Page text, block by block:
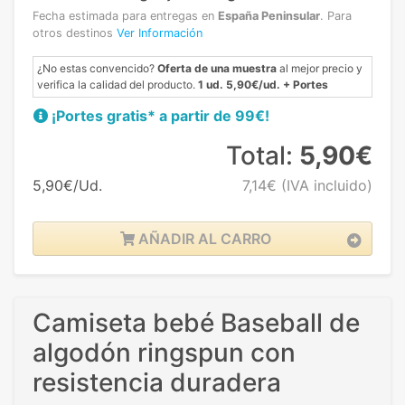
Fecha estimada para entregas en España Peninsular. Para
otros destinos Ver Información
¿No estas convencido? Oferta de una muestra al mejor precio y
verifica la calidad del producto. 1 ud. 5,90€/ud. + Portes
¡Portes gratis* a partir de 99€!
5,90€/Ud.
Total: 5,90€
7,14€ (IVA incluido)
AÑADIR AL CARRO
Camiseta bebé Baseball de
algodón ringspun con
resistencia duradera